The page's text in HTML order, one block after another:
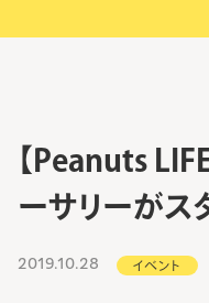
【Peanuts
ーサリーがス
2019.10.28 イベント